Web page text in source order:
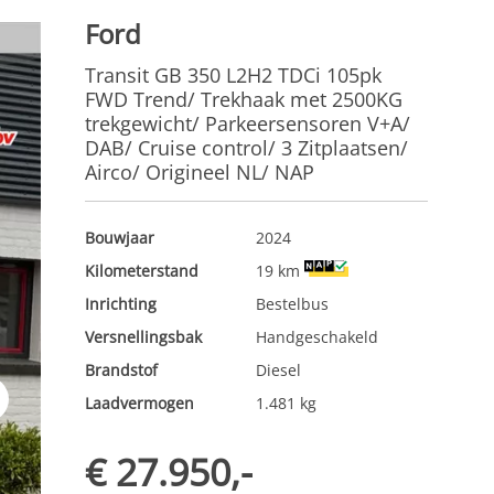
Ford
Transit GB 350 L2H2 TDCi 105pk
FWD Trend/ Trekhaak met 2500KG
trekgewicht/ Parkeersensoren V+A/
DAB/ Cruise control/ 3 Zitplaatsen/
Airco/ Origineel NL/ NAP
Bouwjaar
2024
Kilometerstand
19 km
Inrichting
Bestelbus
Versnellingsbak
Handgeschakeld
Brandstof
Diesel
Laadvermogen
1.481 kg
€ 27.950,-